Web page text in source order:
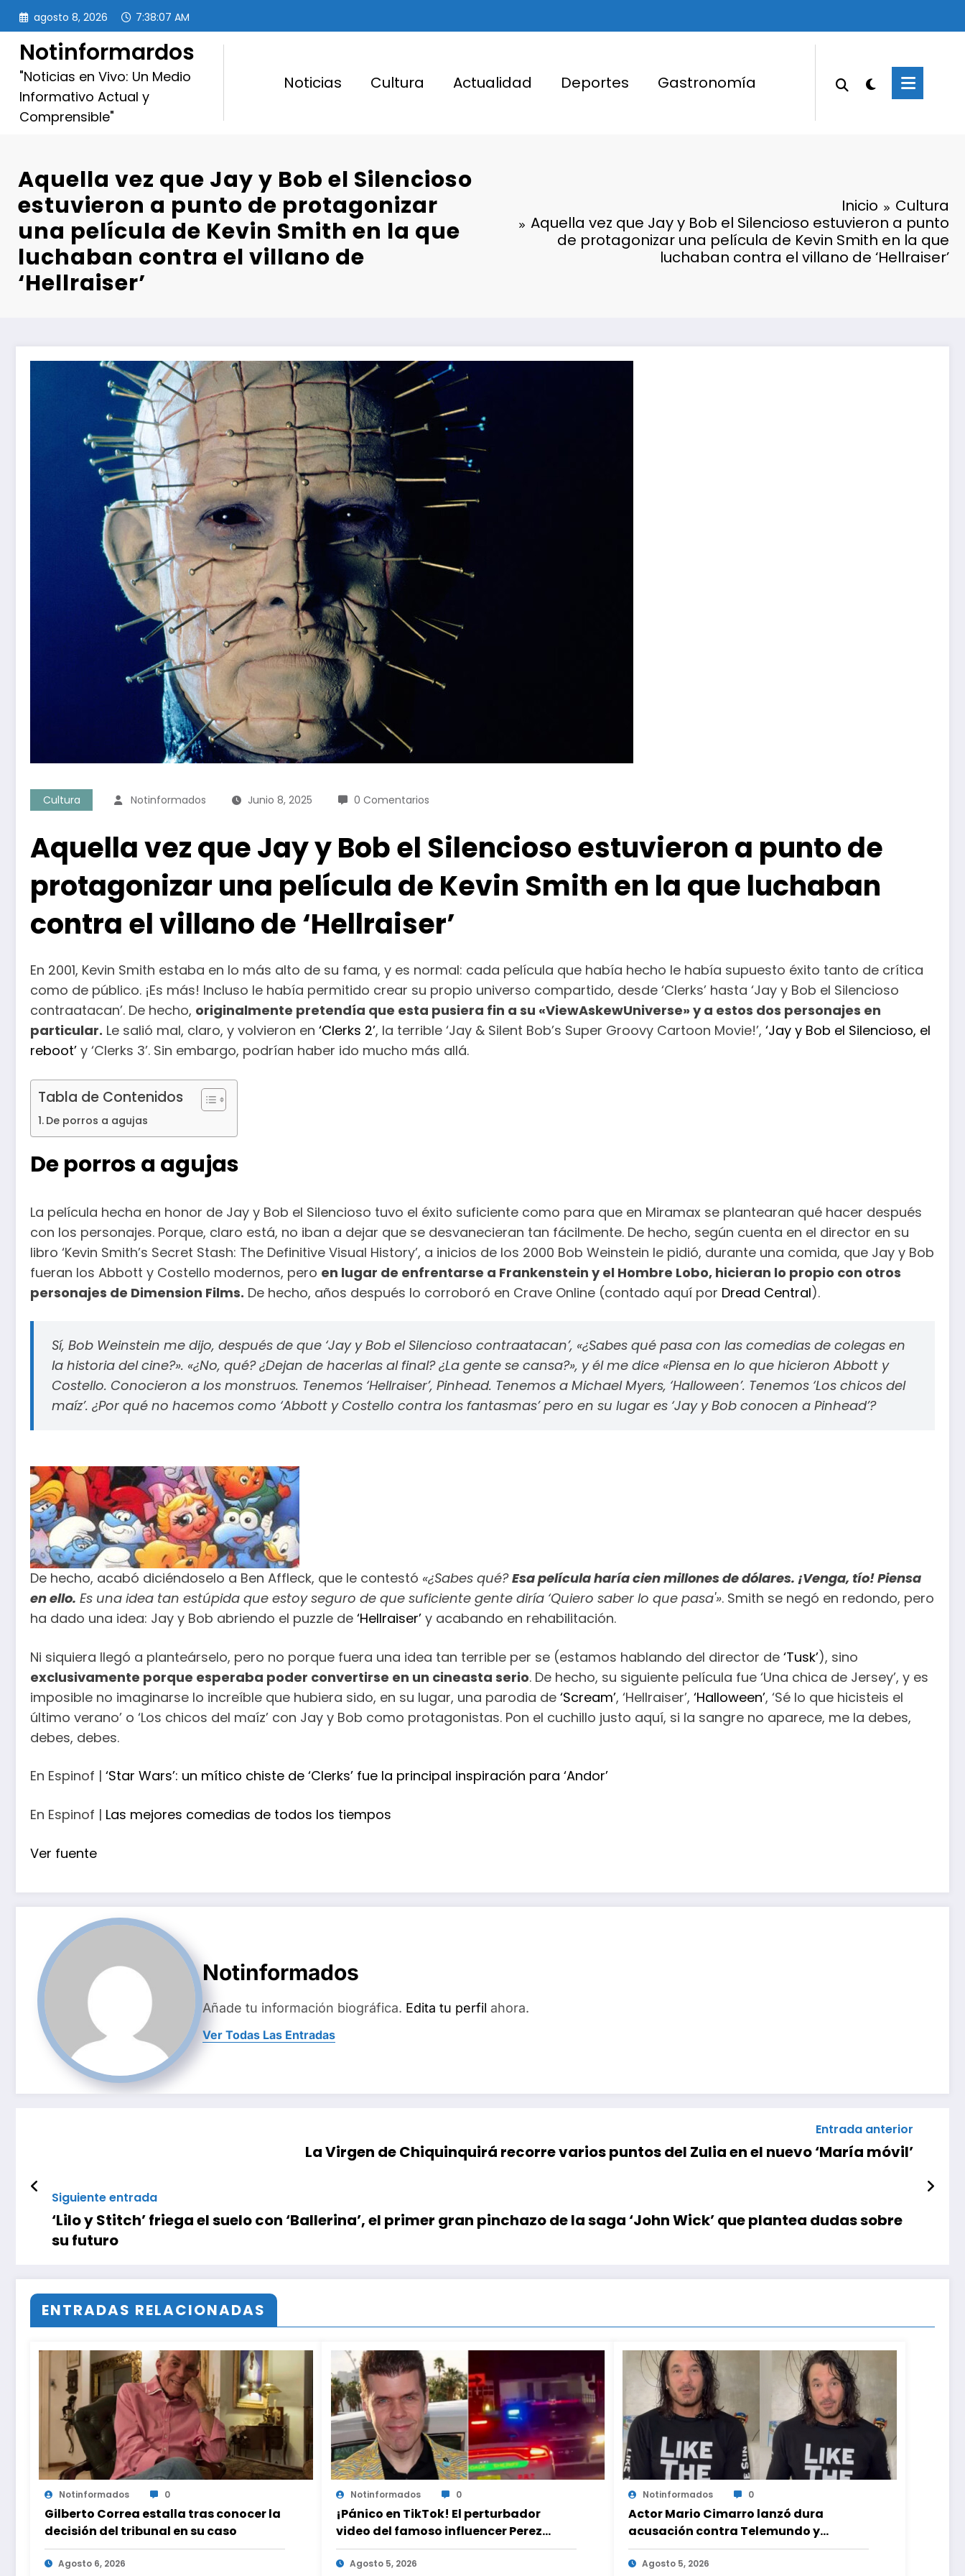
Saltar
contenido
agosto 8, 2026 7:38:09 AM
Notinformardos
"Noticias en Vivo: Un Medio
Informativo Actual y
Comprensible"
Noticias Cultura Actualidad Deportes Gastronomía
Aquella vez que Jay y Bob el Silencioso
estuvieron a punto de protagonizar
una película de Kevin Smith en la que
luchaban contra el villano de
‘Hellraiser’
Inicio
Cultura
Aquella vez que Jay y Bob el Silencioso estuvieron a punto
de protagonizar una película de Kevin Smith en la que
luchaban contra el villano de ‘Hellraiser’
Cultura Notinformados Junio 8, 2025 0 Comentarios
Aquella vez que Jay y Bob el Silencioso estuvieron a punto de
protagonizar una película de Kevin Smith en la que luchaban
contra el villano de ‘Hellraiser’
En 2001, Kevin Smith estaba en lo más alto de su fama, y es normal: cada película que había hecho le había supuesto éxito tanto de crítica
como de público. ¡Es más! Incluso le había permitido crear su propio universo compartido, desde ‘Clerks’ hasta ‘Jay y Bob el Silencioso
contraatacan’. De hecho, originalmente pretendía que esta pusiera fin a su «ViewAskewUniverse» y a estos dos personajes en
particular. Le salió mal, claro, y volvieron en ‘Clerks 2’, la terrible ‘Jay & Silent Bob’s Super Groovy Cartoon Movie!’, ‘Jay y Bob el Silencioso, el
reboot’ y ‘Clerks 3’. Sin embargo, podrían haber ido mucho más allá.
Tabla de Contenidos
De porros a agujas
De porros a agujas
La película hecha en honor de Jay y Bob el Silencioso tuvo el éxito suficiente como para que en Miramax se plantearan qué hacer después
con los personajes. Porque, claro está, no iban a dejar que se desvanecieran tan fácilmente. De hecho, según cuenta en el director en su
libro ‘Kevin Smith’s Secret Stash: The Definitive Visual History’, a inicios de los 2000 Bob Weinstein le pidió, durante una comida, que Jay y Bob
fueran los Abbott y Costello modernos, pero en lugar de enfrentarse a Frankenstein y el Hombre Lobo, hicieran lo propio con otros
personajes de Dimension Films. De hecho, años después lo corroboró en Crave Online (contado aquí por Dread Central).
Sí, Bob Weinstein me dijo, después de que ‘Jay y Bob el Silencioso contraatacan’, «¿Sabes qué pasa con las comedias de colegas en
la historia del cine?». «¿No, qué? ¿Dejan de hacerlas al final? ¿La gente se cansa?», y él me dice «Piensa en lo que hicieron Abbott y
Costello. Conocieron a los monstruos. Tenemos ‘Hellraiser’, Pinhead. Tenemos a Michael Myers, ‘Halloween’. Tenemos ‘Los chicos del
maíz’. ¿Por qué no hacemos como ‘Abbott y Costello contra los fantasmas’ pero en su lugar es ‘Jay y Bob conocen a Pinhead’?
De hecho, acabó diciéndoselo a Ben Affleck, que le contestó «¿Sabes qué?Esa película haría cien millones de dólares. ¡Venga, tío! Piensa
en ello. Es una idea tan estúpida que estoy seguro de que suficiente gente diría ‘Quiero saber lo que pasa'». Smith se negó en redondo, pero
ha dado una idea: Jay y Bob abriendo el puzzle de ‘Hellraiser’ y acabando en rehabilitación.
Ni siquiera llegó a planteárselo, pero no porque fuera una idea tan terrible per se (estamos hablando del director de ‘Tusk’), sino
exclusivamente porque esperaba poder convertirse en un cineasta serio. De hecho, su siguiente película fue ‘Una chica de Jersey’, y es
imposible no imaginarse lo increíble que hubiera sido, en su lugar, una parodia de ‘Scream’, ‘Hellraiser’, ‘Halloween’, ‘Sé lo que hicisteis el
último verano’ o ‘Los chicos del maíz’ con Jay y Bob como protagonistas. Pon el cuchillo justo aquí, si la sangre no aparece, me la debes,
debes, debes.
En Espinof | ‘Star Wars’: un mítico chiste de ‘Clerks’ fue la principal inspiración para ‘Andor’
En Espinof | Las mejores comedias de todos los tiempos
Ver fuente
Notinformados
Añade tu información biográfica. Edita tu perfil ahora.
Ver Todas Las Entradas
Entrada anterior
La Virgen de Chiquinquirá recorre varios puntos del Zulia en el nuevo ‘María móvil’
Siguiente entrada
‘Lilo y Stitch’ friega el suelo con ‘Ballerina’, el primer gran pinchazo de la saga ‘John Wick’ que plantea dudas sobre
su futuro
ENTRADAS RELACIONADAS
Notinformados 0
Gilberto Correa estalla tras conocer la
decisión del tribunal en su caso
Agosto 6, 2026
Notinformados 0
¡Pánico en TikTok! El perturbador
video del famoso influencer Perez
Hilton que obligó a sus fans a pedir
ayuda médica
Agosto 5, 2026
Notinformados 0
Actor Mario Cimarro lanzó dura
acusación contra Telemundo y
advirtió que lo que hacen en su contra
es ilegal en EEUU
Agosto 5, 2026